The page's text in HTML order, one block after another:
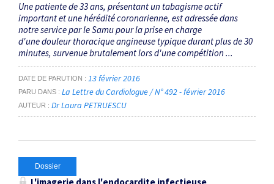
Une patiente de 33 ans, présentant un tabagisme actif
important et une hérédité coronarienne, est adressée dans
notre service par le Samu pour la prise en charge
d'une douleur thoracique angineuse typique durant plus de 30
minutes, survenue brutalement lors d'une compétition ...
DATE DE PARUTION 13 février 2016
PARU DANS La Lettre du Cardiologue / N° 492 - février 2016
AUTEUR Dr Laura PETRUESCU
Dossier